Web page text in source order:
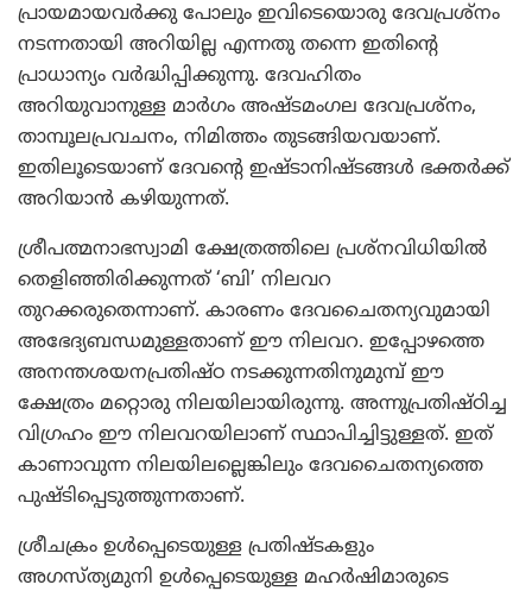
പ്രായമായവര്‍ക്കു പോലും ഇവിടെയൊരു ദേവപ്രശ്‌നം
നടന്നതായി അറിയില്ല എന്നതു തന്നെ ഇതിന്റെ
പ്രാധാന്യം വര്‍ദ്ധിപ്പിക്കുന്നു. ദേവഹിതം
അറിയുവാനുള്ള മാര്‍ഗം അഷ്ടമംഗല ദേവപ്രശ്‌നം,
താമ്പൂലപ്രവചനം, നിമിത്തം തുടങ്ങിയവയാണ്.
ഇതിലൂടെയാണ് ദേവന്റെ ഇഷ്ടാനിഷ്ടങ്ങള്‍ ഭക്തര്‍ക്ക്
അറിയാന്‍ കഴിയുന്നത്.
ശ്രീപത്മനാഭസ്വാമി ക്ഷേത്രത്തിലെ പ്രശ്‌നവിധിയില്‍
തെളിഞ്ഞിരിക്കുന്നത് ‘ബി’ നിലവറ
തുറക്കരുതെന്നാണ്. കാരണം ദേവചൈതന്യവുമായി
അഭേദ്യബന്ധമുള്ളതാണ് ഈ നിലവറ. ഇപ്പോഴത്തെ
അനന്തശയനപ്രതിഷ്ഠ നടക്കുന്നതിനുമുമ്പ് ഈ
ക്ഷേത്രം മറ്റൊരു നിലയിലായിരുന്നു. അന്നുപ്രതിഷ്ഠിച്ച
വിഗ്രഹം ഈ നിലവറയിലാണ് സ്ഥാപിച്ചിട്ടുള്ളത്. ഇത്
കാണാവുന്ന നിലയിലല്ലെങ്കിലും ദേവചൈതന്യത്തെ
പുഷ്ടിപ്പെടുത്തുന്നതാണ്.
ശ്രീചക്രം ഉള്‍പ്പെടെയുള്ള പ്രതിഷ്ടകളും
അഗസ്ത്യമുനി ഉള്‍പ്പെടെയുള്ള മഹര്‍ഷിമാരുടെ